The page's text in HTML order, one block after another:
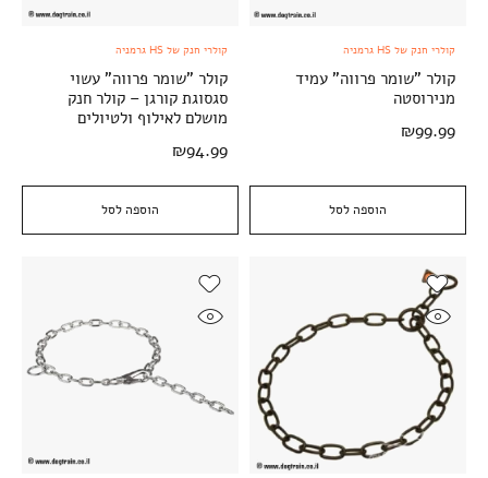
הוספה לסל
קולרי חנק של HS גרמניה
קולר "שומר פרווה" עמיד
מנירוסטה
₪99.99
הוספה לסל
קולרי חנק של HS גרמניה
קולר "שומר פרווה" עשוי
סגסוגת קורגן – קולר חנק
מושלם לאילוף ולטיולים
₪94.99